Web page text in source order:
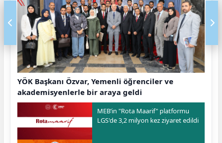
YÖK Başkanı Özvar, Yemenli öğrenciler ve
akademisyenlerle bir araya geldi
MEB’in "Rota Maarif" platformu
LGS'de 3,2 milyon kez ziyaret edildi